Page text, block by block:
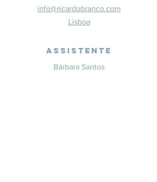
info@ricardobranco.com
Lisboa
Assistente
Bárbara Santos